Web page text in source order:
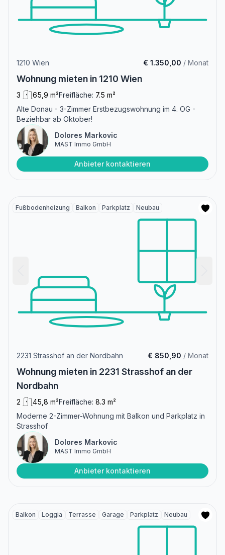
1210 Wien € 1.350,00 / Monat
Wohnung mieten in 1210 Wien
3 65,9 m²Freifläche: 7.5 m²
Alte Donau - 3-Zimmer Erstbezugswohnung im 4. OG -
Beziehbar ab Oktober!
Dolores Markovic
MAST Immo GmbH
Anbieter kontaktieren
Fußbodenheizung Balkon Parkplatz Neubau
2231 Strasshof an der Nordbahn € 850,90 / Monat
Wohnung mieten in 2231 Strasshof an der
Nordbahn
2 45,8 m²Freifläche: 8.3 m²
Moderne 2-Zimmer-Wohnung mit Balkon und Parkplatz in
Strasshof
Dolores Markovic
MAST Immo GmbH
Anbieter kontaktieren
Balkon Loggia Terrasse Garage Parkplatz Neubau